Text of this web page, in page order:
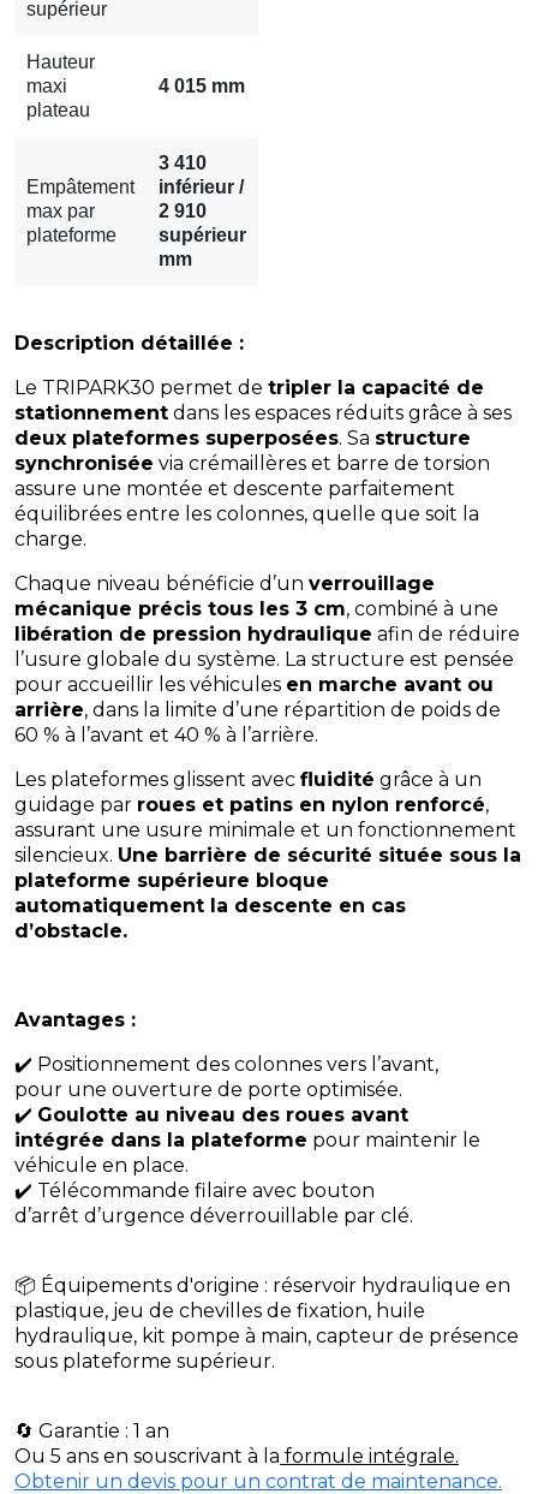
supérieur
Hauteur
maxi
plateau
4 015 mm
Empâtement
max par
plateforme
3 410
inférieur /
2 910
supérieur
mm
Description détaillée :
Le TRIPARK30 permet de tripler la capacité de
stationnement dans les espaces réduits grâce à ses
deux plateformes superposées. Sa structure
synchronisée via crémaillères et barre de torsion
assure une montée et descente parfaitement
équilibrées entre les colonnes, quelle que soit la
charge.
Chaque niveau bénéficie d’un verrouillage
mécanique précis tous les 3 cm, combiné à une
libération de pression hydraulique afin de réduire
l’usure globale du système. La structure est pensée
pour accueillir les véhicules en marche avant ou
arrière, dans la limite d’une répartition de poids de
60 % à l’avant et 40 % à l’arrière.
Les plateformes glissent avec fluidité grâce à un
guidage par roues et patins en nylon renforcé,
assurant une usure minimale et un fonctionnement
silencieux. Une barrière de sécurité située sous la
plateforme supérieure bloque
automatiquement la descente en cas
d’obstacle.
Avantages :
✔️ Positionnement des colonnes vers l’avant,
pour une ouverture de porte optimisée.
✔️ Goulotte au niveau des roues avant
intégrée dans la plateforme pour maintenir le
véhicule en place.
✔️ Télécommande filaire avec bouton
d’arrêt d’urgence déverrouillable par clé.
📦 Équipements d'origine : réservoir hydraulique en
plastique, jeu de chevilles de fixation, huile
hydraulique, kit pompe à main, capteur de présence
sous plateforme supérieur.
🔄 Garantie : 1 an
Ou 5 ans en souscrivant à la formule intégrale.
Obtenir un devis pour un contrat de maintenance.